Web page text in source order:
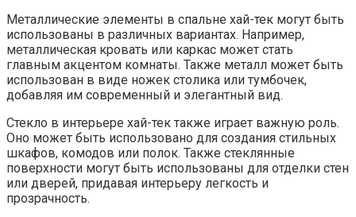
Металлические элементы в спальне хай-тек могут быть
использованы в различных вариантах. Например,
металлическая кровать или каркас может стать
главным акцентом комнаты. Также металл может быть
использован в виде ножек столика или тумбочек,
добавляя им современный и элегантный вид.
Стекло в интерьере хай-тек также играет важную роль.
Оно может быть использовано для создания стильных
шкафов, комодов или полок. Также стеклянные
поверхности могут быть использованы для отделки стен
или дверей, придавая интерьеру легкость и
прозрачность.